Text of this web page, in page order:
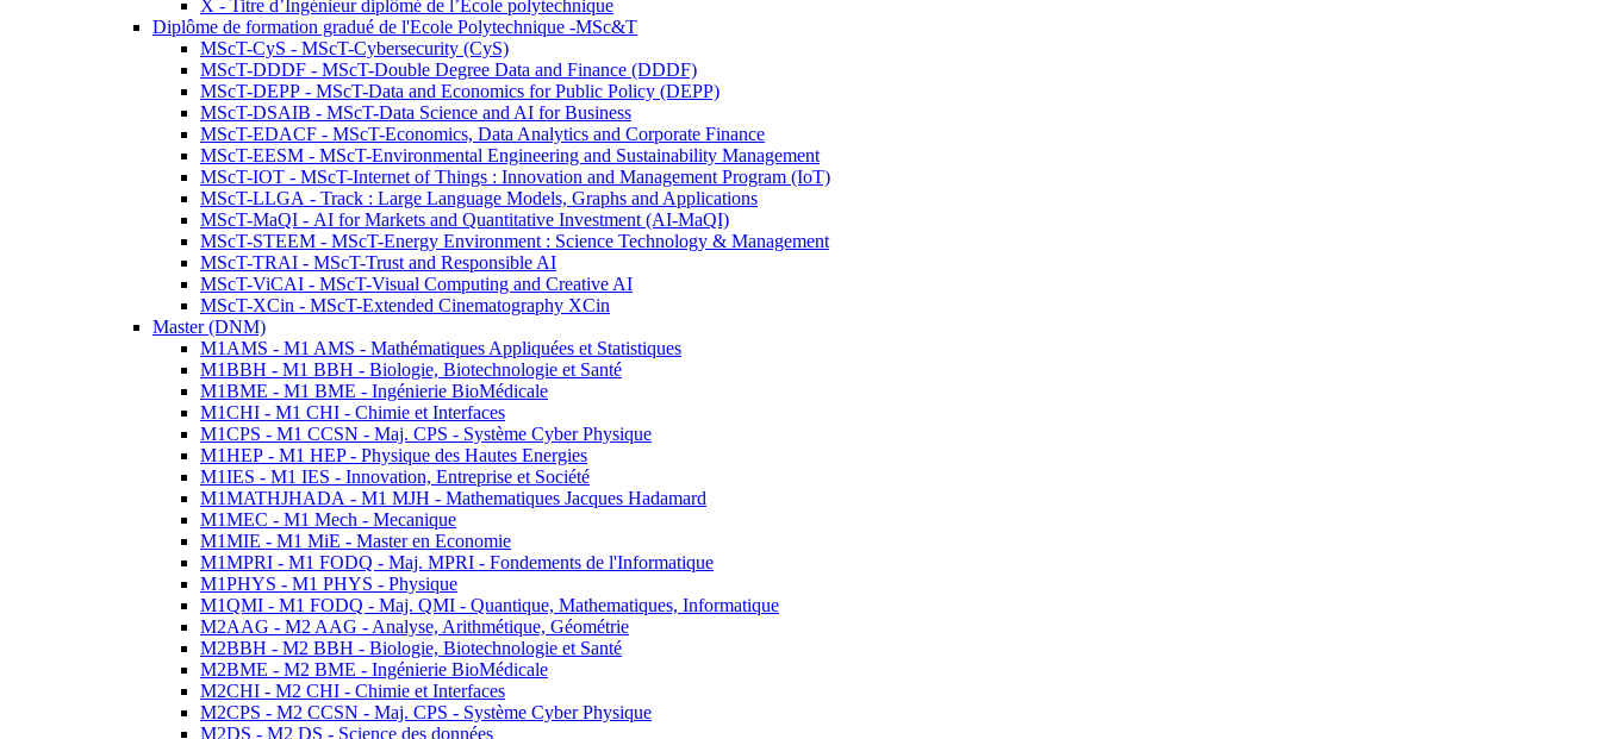
X - Titre d’Ingénieur diplômé de l’École polytechnique
Diplôme de formation gradué de l'Ecole Polytechnique -MSc&T
MScT-CyS - MScT-Cybersecurity (CyS)
MScT-DDDF - MScT-Double Degree Data and Finance (DDDF)
MScT-DEPP - MScT-Data and Economics for Public Policy (DEPP)
MScT-DSAIB - MScT-Data Science and AI for Business
MScT-EDACF - MScT-Economics, Data Analytics and Corporate Finance
MScT-EESM - MScT-Environmental Engineering and Sustainability Management
MScT-IOT - MScT-Internet of Things : Innovation and Management Program (IoT)
MScT-LLGA - Track : Large Language Models, Graphs and Applications
MScT-MaQI - AI for Markets and Quantitative Investment (AI-MaQI)
MScT-STEEM - MScT-Energy Environment : Science Technology & Management
MScT-TRAI - MScT-Trust and Responsible AI
MScT-ViCAI - MScT-Visual Computing and Creative AI
MScT-XCin - MScT-Extended Cinematography XCin
Master (DNM)
M1AMS - M1 AMS - Mathématiques Appliquées et Statistiques
M1BBH - M1 BBH - Biologie, Biotechnologie et Santé
M1BME - M1 BME - Ingénierie BioMédicale
M1CHI - M1 CHI - Chimie et Interfaces
M1CPS - M1 CCSN - Maj. CPS - Système Cyber Physique
M1HEP - M1 HEP - Physique des Hautes Energies
M1IES - M1 IES - Innovation, Entreprise et Société
M1MATHJHADA - M1 MJH - Mathematiques Jacques Hadamard
M1MEC - M1 Mech - Mecanique
M1MIE - M1 MiE - Master en Economie
M1MPRI - M1 FODQ - Maj. MPRI - Fondements de l'Informatique
M1PHYS - M1 PHYS - Physique
M1QMI - M1 FODQ - Maj. QMI - Quantique, Mathematiques, Informatique
M2AAG - M2 AAG - Analyse, Arithmétique, Géométrie
M2BBH - M2 BBH - Biologie, Biotechnologie et Santé
M2BME - M2 BME - Ingénierie BioMédicale
M2CHI - M2 CHI - Chimie et Interfaces
M2CPS - M2 CCSN - Maj. CPS - Système Cyber Physique
M2DS - M2 DS - Science des données